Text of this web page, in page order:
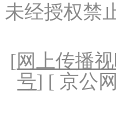
未经授权禁
[网上传播
号] [ 京公